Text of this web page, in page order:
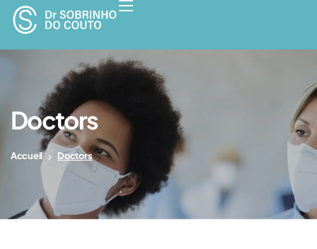
Doctors
Accueil Doctors